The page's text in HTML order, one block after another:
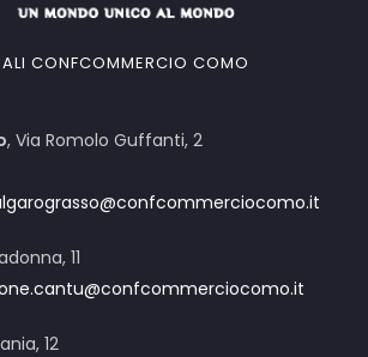
CONFCOMMERCIO COMO
, Via Romolo Guffanti, 2
11
12